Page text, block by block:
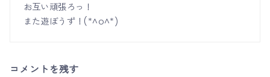
お互い頑張ろっ！
また遊ぼうず！(*^o^*)
コメントを残す